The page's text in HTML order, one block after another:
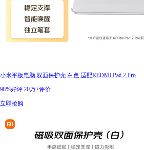
小米平板电脑 双面保护壳 白色 适配REDMI Pad 2 Pro
98%好评 20万+评价
立即抢购